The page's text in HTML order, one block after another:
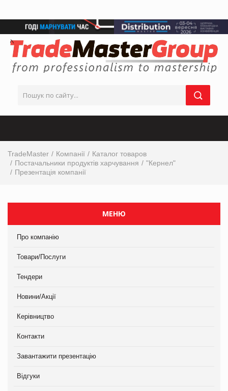
TradeMaster Компанії
Каталог товаров
Постачальники продуктів харчування
"Кернел"
Презентація компанії
МЕНЮ
Про компанію
Товари/Послуги
Тендери
Новини/Акції
Керівництво
Контакти
Завантажити презентацію
Відгуки